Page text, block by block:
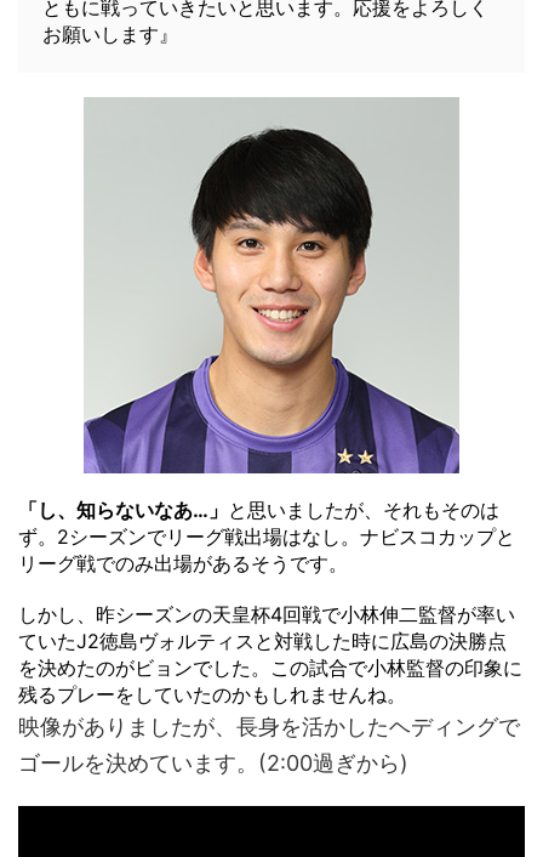
ともに戦っていきたいと思います。応援をよろしく
お願いします』
「し、知らないなあ…」 と思いましたが、それもそのは
ず。2シーズンでリーグ戦出場はなし。ナビスコカップと
リーグ戦でのみ出場があるそうです。
しかし、昨シーズンの天皇杯4回戦で小林伸二監督が率い
ていたJ2徳島ヴォルティスと対戦した時に広島の決勝点
を決めたのがビョンでした。この試合で小林監督の印象に
残るプレーをしていたのかもしれませんね。
映像がありましたが、長身を活かしたヘディングで
ゴールを決めています。(2:00過ぎから)